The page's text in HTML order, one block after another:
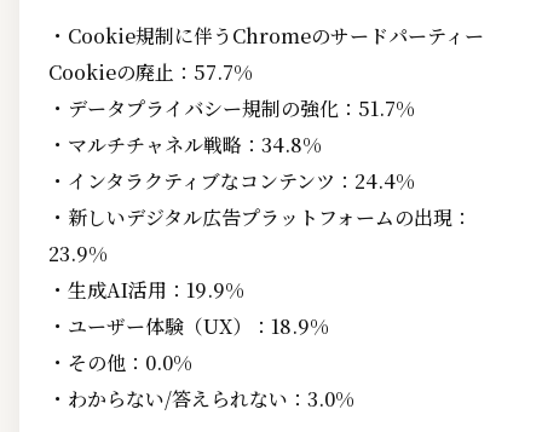
・Cookie規制に伴うChromeのサードパーティー
Cookieの廃止：57.7%
・データプライバシー規制の強化：51.7%
・マルチチャネル戦略：34.8%
・インタラクティブなコンテンツ：24.4%
・新しいデジタル広告プラットフォームの出現：
23.9%
・生成AI活用：19.9%
・ユーザー体験（UX）：18.9%
・その他：0.0%
・わからない/答えられない：3.0%